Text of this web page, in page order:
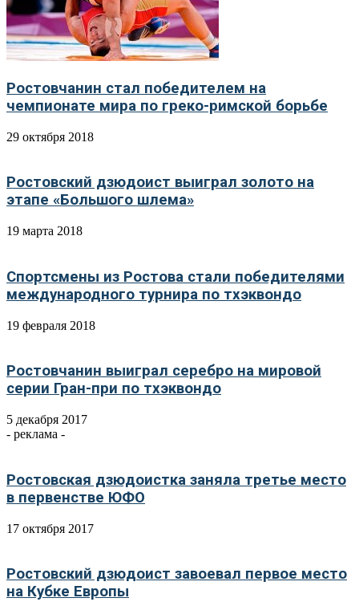
Ростовчанин стал победителем на
чемпионате мира по греко-римской борьбе
29 октября 2018
Ростовский дзюдоист выиграл золото на
этапе «Большого шлема»
19 марта 2018
Спортсмены из Ростова стали победителями
международного турнира по тхэквондо
19 февраля 2018
Ростовчанин выиграл серебро на мировой
серии Гран-при по тхэквондо
5 декабря 2017
- реклама -
Ростовская дзюдоистка заняла третье место
в первенстве ЮФО
17 октября 2017
Ростовский дзюдоист завоевал первое место
на Кубке Европы